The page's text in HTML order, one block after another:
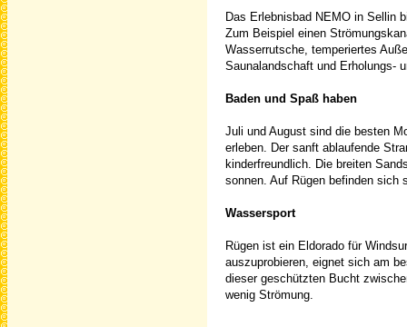
Das Erlebnisbad NEMO in Sellin
Zum Beispiel einen
Wasserrutsche, temperiertes
Saunalandschaft und Erholungs-
Baden und Spaß haben
Juli und August sind die besten
erleben. Der sanft ablaufende
kinderfreundlich. Die breiten
sonnen. Auf Rügen befinden sich
Wassersport
Rügen ist ein Eldorado für
auszuprobieren, eignet sich am
dieser geschützten Bucht
wenig Strömung.